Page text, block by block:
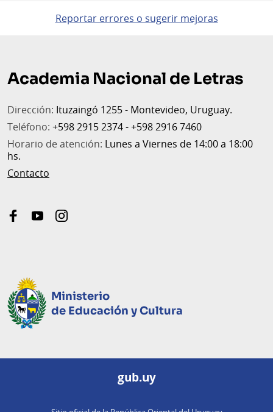
Reportar errores o sugerir mejoras
de
página
Academia Nacional de Letras
Dirección: Ituzaingó 1255 - Montevideo, Uruguay.
Teléfono: +598 2915 2374 - +598 2916 7460
Horario de atención: Lunes a Viernes de 14:00 a 18:00
hs.
Contacto
facebookyoutubeinstagram
Ministerio
de Educación y Cultura
gub.uy